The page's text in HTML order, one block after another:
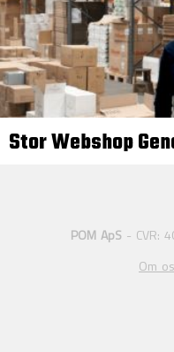
Stor Webshop
POM ApS- CVR:
Om os